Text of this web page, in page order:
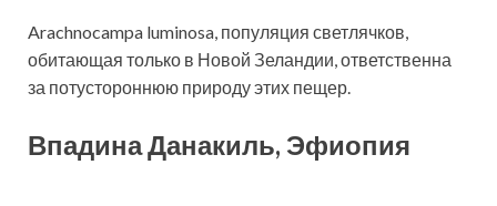
Arachnocampa luminosa, популяция светлячков,
обитающая только в Новой Зеландии, ответственна
за потустороннюю природу этих пещер.
Впадина Данакиль, Эфиопия